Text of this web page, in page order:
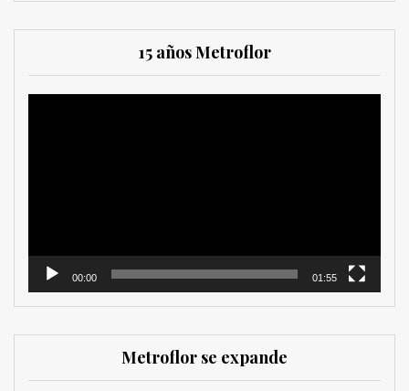
15 años Metroflor
00:00 01:55
Metroflor se expande